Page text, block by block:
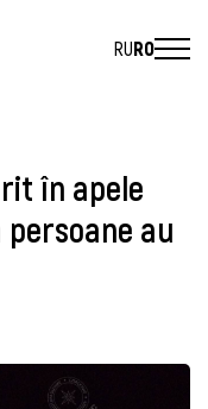
RURO
în apele
au